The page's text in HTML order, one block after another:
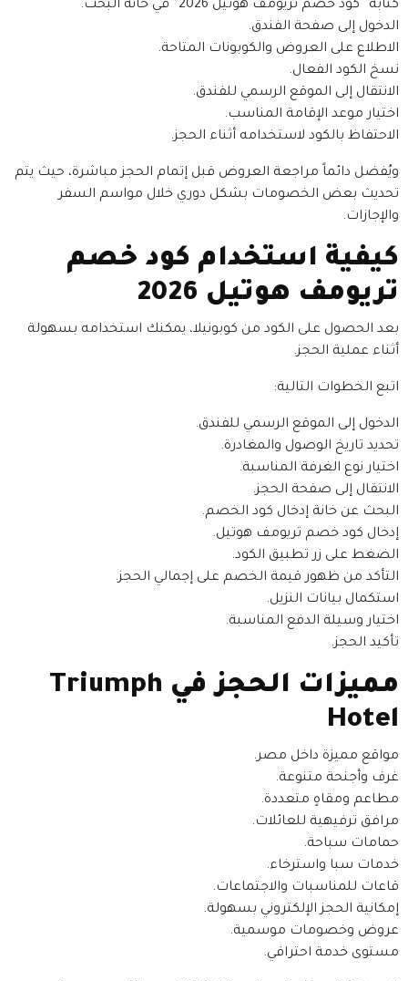
كتابة “كود خصم تريومف هوتيل 2026” في خانة البحث.
الدخول إلى صفحة الفندق.
الاطلاع على العروض والكوبونات المتاحة.
نسخ الكود الفعال.
الانتقال إلى الموقع الرسمي للفندق.
اختيار موعد الإقامة المناسب.
الاحتفاظ بالكود لاستخدامه أثناء الحجز.
ويُفضل دائماً مراجعة العروض قبل إتمام الحجز مباشرة، حيث يتم
تحديث بعض الخصومات بشكل دوري خلال مواسم السفر
والإجازات.
كيفية استخدام كود خصم
تريومف هوتيل 2026
بعد الحصول على الكود من كوبونيلا، يمكنك استخدامه بسهولة
أثناء عملية الحجز.
اتبع الخطوات التالية:
الدخول إلى الموقع الرسمي للفندق.
تحديد تاريخ الوصول والمغادرة.
اختيار نوع الغرفة المناسبة.
الانتقال إلى صفحة الحجز.
البحث عن خانة إدخال كود الخصم.
إدخال كود خصم تريومف هوتيل.
الضغط على زر تطبيق الكود.
التأكد من ظهور قيمة الخصم على إجمالي الحجز.
استكمال بيانات النزيل.
اختيار وسيلة الدفع المناسبة.
تأكيد الحجز.
مميزات الحجز في Triumph
Hotel
مواقع مميزة داخل مصر.
غرف وأجنحة متنوعة.
مطاعم ومقاهٍ متعددة.
مرافق ترفيهية للعائلات.
حمامات سباحة.
خدمات سبا واسترخاء.
قاعات للمناسبات والاجتماعات.
إمكانية الحجز الإلكتروني بسهولة.
عروض وخصومات موسمية.
مستوى خدمة احترافي.